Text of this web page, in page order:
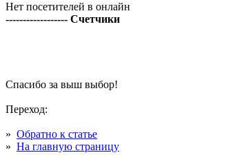
Нет посетителей в онлайн
------------------ Счетчики
Спасибо за выш выбор!
Переход:
» Обратно к статье
» На главную страницу